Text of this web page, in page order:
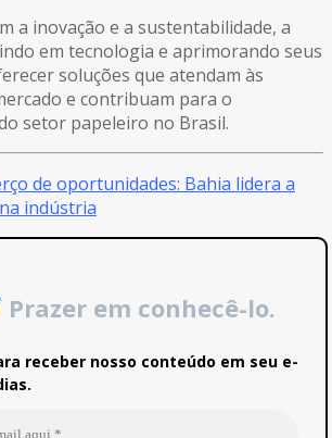
a inovação e a sustentabilidade, a
em tecnologia e aprimorando seus
soluções que atendam às
e contribuam para o
setor papeleiro no Brasil.
de oportunidades: Bahia lidera a
indústria
Prazer em conhecê-lo.
receber nosso conteúdo em seu e-